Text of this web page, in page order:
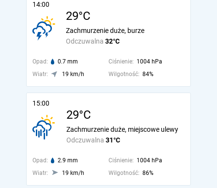
14:00
29°C
Odczuwalna 32°C
Zachmurzenie duże, burze
Opad: 0.7 mm Ciśnienie: 1004 hPa
Wiatr:
19 km/h Wilgotność: 84%
15:00
29°C
Odczuwalna 31°C
Zachmurzenie duże, miejscowe ulewy
Opad: 2.9 mm Ciśnienie: 1004 hPa
Wiatr:
19 km/h Wilgotność: 86%